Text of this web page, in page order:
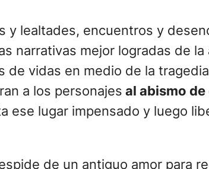
y lealtades, encuentros y
narrativas mejor logradas de la
de vidas en medio de la
a los personajes al abismo
ese lugar impensado y luego
de un antiguo amor para